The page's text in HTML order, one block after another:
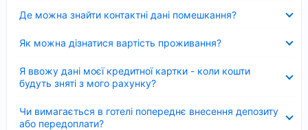
Де можна знайти контактні дані помешкання?
Як можна дізнатися вартість проживання?
Я ввожу дані моєї кредитної картки - коли кошти
будуть зняті з мого рахунку?
Чи вимагається в готелі попереднє внесення депозиту
або передоплати?